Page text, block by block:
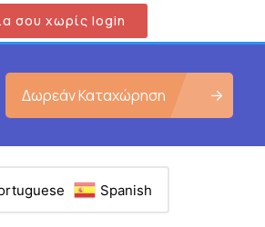
σου χωρίς login
Δωρεάν Καταχώρηση
Spanish